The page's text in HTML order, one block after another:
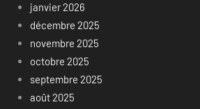
janvier 2026
décembre 2025
novembre 2025
octobre 2025
septembre 2025
août 2025